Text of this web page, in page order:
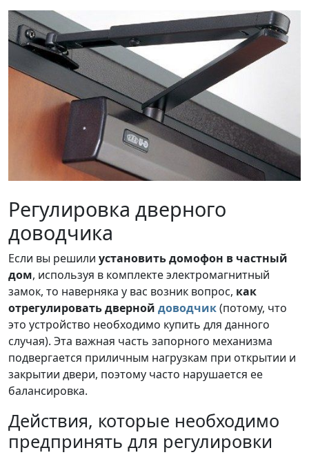
Регулировка дверного
доводчика
Если вы решили установить домофон в частный
дом, используя в комплекте электромагнитный
замок, то наверняка у вас возник вопрос, как
отрегулировать дверной доводчик(потому, что
это устройство необходимо купить для данного
случая). Эта важная часть запорного механизма
подвергается приличным нагрузкам при открытии и
закрытии двери, поэтому часто нарушается ее
балансировка.
Действия, которые необходимо
предпринять для регулировки